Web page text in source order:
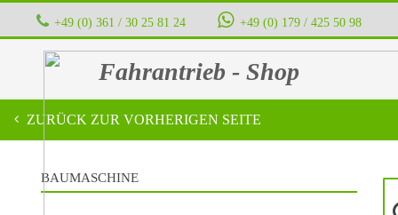
+49 (0) 361 / 30 25 81 24 ‭ ‭ ‭ ‭ +49 (0) 179 / 425 50 98
Fahrantrieb - Shop
ZURÜCK ZUR VORHERIGEN SEITE
BAUMASCHINE